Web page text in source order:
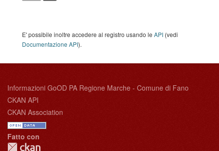
E' possibile inoltre accedere al registro usando le API (vedi
Documentazione API).
Informazioni GoOD PA Regione Marche - Comune di Fano
CKAN API
CKAN Association
Fatto con